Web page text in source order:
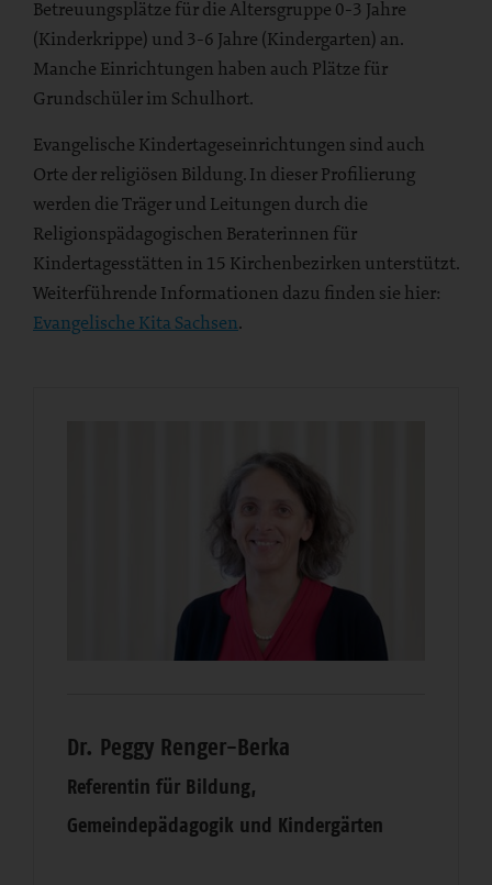
Betreuungsplätze für die Altersgruppe 0-3 Jahre
(Kinderkrippe) und 3-6 Jahre (Kindergarten) an.
Manche Einrichtungen haben auch Plätze für
Grundschüler im Schulhort.
Evangelische Kindertageseinrichtungen sind auch
Orte der religiösen Bildung. In dieser Profilierung
werden die Träger und Leitungen durch die
Religionspädagogischen Beraterinnen für
Kindertagesstätten in 15 Kirchenbezirken unterstützt.
Weiterführende Informationen dazu finden sie hier:
Evangelische Kita Sachsen.
Dr. Peggy Renger-Berka
Referentin für Bildung,
Gemeindepädagogik und Kindergärten